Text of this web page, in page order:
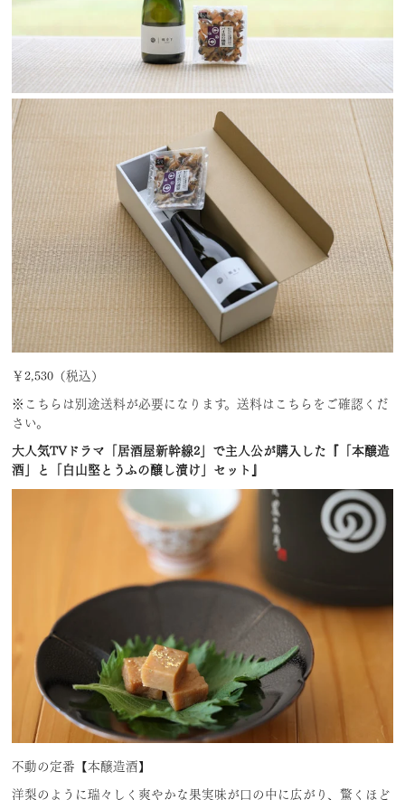
￥2,530（税込）
※こちらは別途送料が必要になります。送料はこちらをご確認くだ
さい。
大人気TVドラマ「居酒屋新幹線2」で主人公が購入した『「本醸造
酒」と「白山堅とうふの醸し漬け」セット』
不動の定番【本醸造酒】
洋梨のように瑞々しく爽やかな果実味が口の中に広がり、驚くほど